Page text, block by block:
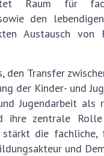
Raum für
den
Austausch von
Transfer
der Kinder- und
Jugendarbeit
ihre zentrale
die
und